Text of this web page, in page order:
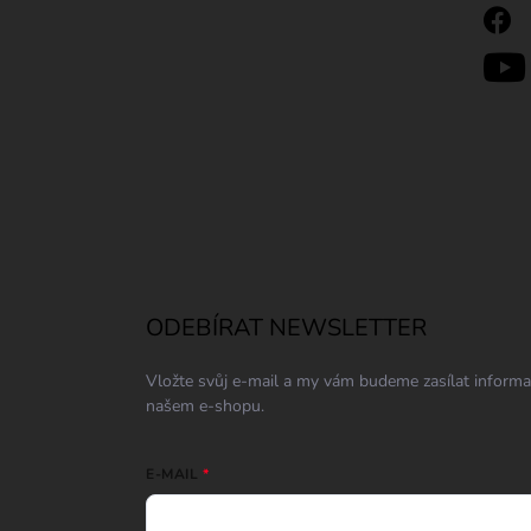
ODEBÍRAT NEWSLETTER
Vložte svůj e-mail a my vám budeme zasílat
našem e-shopu.
E-MAIL